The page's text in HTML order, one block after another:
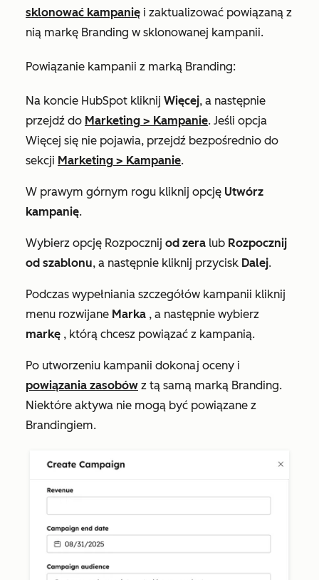
sklonować kampanię i zaktualizować powiązaną z
nią markę Branding w sklonowanej kampanii.
Powiązanie kampanii z marką Branding:
Na koncie HubSpot kliknij Więcej, a następnie
przejdź do Marketing > Kampanie. Jeśli opcja
Więcej się nie pojawia, przejdź bezpośrednio do
sekcji Marketing > Kampanie.
W prawym górnym rogu kliknij opcję Utwórz
kampanię.
Wybierz opcję Rozpocznij od zera lub Rozpocznij
od szablonu, a następnie kliknij przycisk Dalej.
Podczas wypełniania szczegółów kampanii kliknij
menu rozwijane Marka , a następnie wybierz
markę , którą chcesz powiązać z kampanią.
Po utworzeniu kampanii dokonaj oceny i
powiązania zasobów z tą samą marką Branding.
Niektóre aktywa nie mogą być powiązane z
Brandingiem.